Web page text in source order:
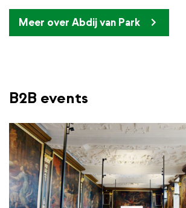
Meer over Abdij van Park
B2B events